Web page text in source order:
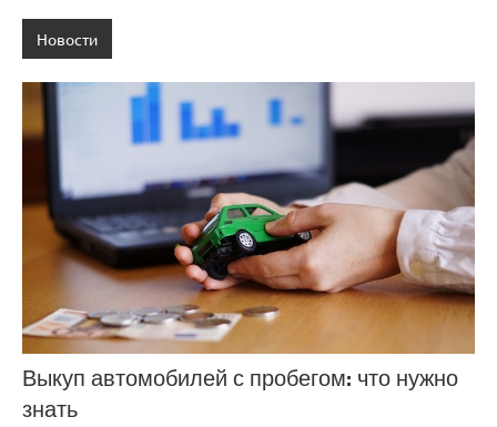
Новости
Выкуп автомобилей с пробегом: что нужно
знать